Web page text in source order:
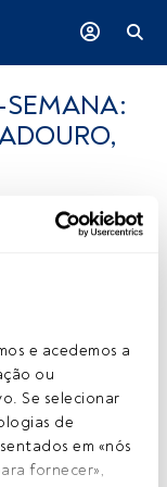
e acedemos a
ou
Se selecionar
de
em «nós
fornecer»,
SEMANA: